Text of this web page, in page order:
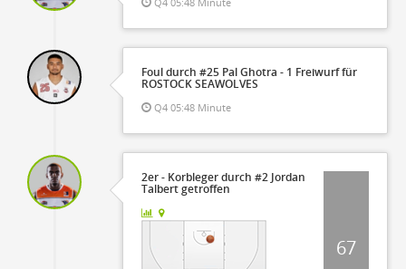
Foul durch #25 Pal Ghotra - 1 Freiwurf für
ROSTOCK SEAWOLVES
Q4 05:48 Minute
2er - Korbleger durch #2 Jordan
Talbert getroffen
67